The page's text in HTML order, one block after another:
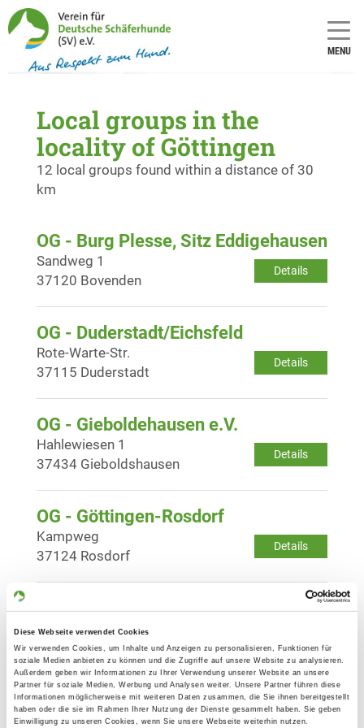
Diese Webseite verwendet Cookies
Wir verwenden Cookies, um Inhalte und Anzeigen zu personalisieren, Funktionen für
soziale Medien anbieten zu können und die Zugriffe auf unsere Website zu analysieren.
Außerdem geben wir Informationen zu Ihrer Verwendung unserer Website an unsere
Partner für soziale Medien, Werbung und Analysen weiter. Unsere Partner führen diese
Informationen möglicherweise mit weiteren Daten zusammen, die Sie ihnen bereitgestellt
haben oder die sie im Rahmen Ihrer Nutzung der Dienste gesammelt haben. Sie geben
Einwilligung zu unseren Cookies, wenn Sie unsere Webseite weiterhin nutzen.
MENU
Local groups in the
locality of Göttingen
12 local groups found within a distance of 30
km
OG - Burg Plesse, Sitz Eddigehausen
Details
Sandweg 1
37120 Bovenden
OG - Duderstadt/Eichsfeld
Details
Rote-Warte-Str.
37115 Duderstadt
OG - Gieboldehausen e.V.
Details
Hahlewiesen 1
37434 Gieboldshausen
OG - Göttingen-Rosdorf
Details
Kampweg
37124 Rosdorf
OG - Herzberg/Harz
Am Schafstall Auf der Oderbreite
37412 Herzberg/Pöhlde
OG - Northeim/Hann.
An der Ducksteinbreite